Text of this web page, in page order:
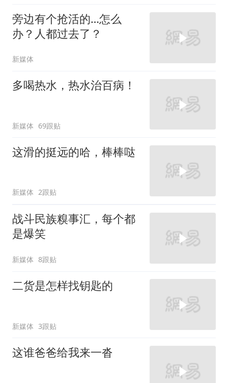
旁边有个抢活的…怎么
办？人都过去了？
新媒体
多喝热水，热水治百病！
新媒体 69跟贴
这滑的挺远的哈，棒棒哒
新媒体 2跟贴
战斗民族糗事汇，每个都
是爆笑
新媒体 8跟贴
二货是怎样找钥匙的
新媒体 3跟贴
这谁爸爸给我来一沓